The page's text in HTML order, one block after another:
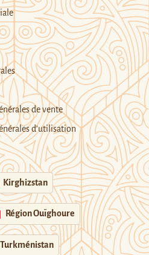
de vente
d’utilisation
Kirghizstan
Région Ouïghoure
Turkménistan